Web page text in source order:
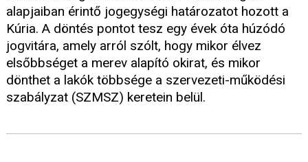
alapjaiban érintő jogegységi határozatot hozott a
Kúria. A döntés pontot tesz egy évek óta húzódó
jogvitára, amely arról szólt, hogy mikor élvez
elsőbbséget a merev alapító okirat, és mikor
dönthet a lakók többsége a szervezeti-működési
szabályzat (SZMSZ) keretein belül.